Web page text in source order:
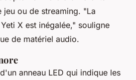
jeu ou de streaming. "La
X est inégalée," souligne
de matériel audio.
anneau LED qui indique les